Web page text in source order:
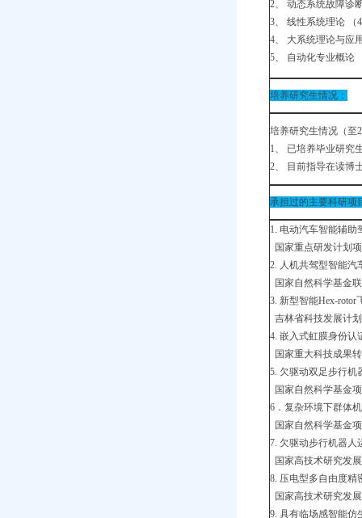
2、 动态系统故障诊
3、 线性系统理论 （
4、 大系统理论与应
5、 自动化专业概论
培养研究生情况：
培养研究生情况（至
1、 已培养毕业研究
2、 目前指导在读博
承担过的主要科研项
1. 电动汽车智能辅助
国家重点研发计划
2. 人机共驾型智能汽
国家自然科学基金
3. 新型智能Hex-rotor
吉林省科技发展计
4. 嵌入式虹膜身份认
国家重大科技成果
5. 欠驱动双足步行机
国家自然科学基金
6．复杂环境下群体
国家自然科学基金
7. 欠驱动步行机器人
国家高技术研究发
8. 压电型多自由度精
国家高技术研究发
9. 具有临场感智能仿